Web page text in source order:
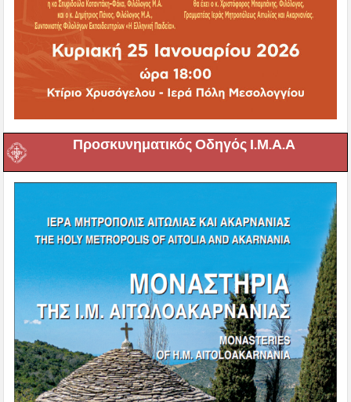
Προσκυνηματικός Οδηγός Ι.Μ.Α.Α